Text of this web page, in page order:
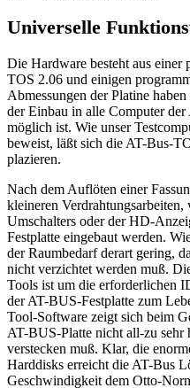
Universelle
Die Hardware besteht aus einer
TOS 2.06 und einigen
Abmessungen der Platine
der Einbau in alle Computer
möglich ist. Wie unser
beweist, läßt sich die AT-Bus-
plazieren.
Nach dem Auflöten einer
kleineren
Umschalters oder der HD-
Festplatte eingebaut werden.
der Raumbedarf derart gering,
nicht verzichtet werden muß.
Tools ist um die erforderlichen
der AT-BUS-Festplatte zum
Tool-Software zeigt sich beim
AT-BUS-Platte nicht all-zu sehr
verstecken muß. Klar, die
Harddisks erreicht die AT-Bus
Geschwindigkeit dem Otto-